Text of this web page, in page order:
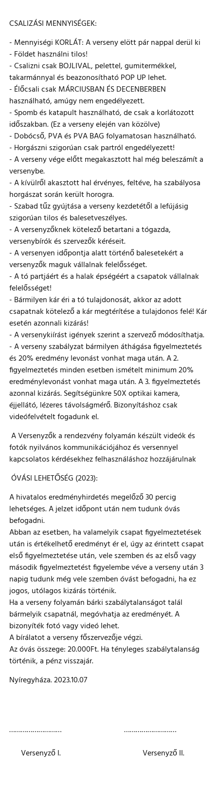
CSALIZÁSI MENNYISÉGEK:
- Mennyiségi KORLÁT: A verseny elött pár nappal derül ki
- Földet használni tilos!
- Csalizni csak BOJLIVAL, pelettel, gumitermékkel,
takarmánnyal és beazonosítható POP UP lehet.
- Élőcsali csak MÁRCIUSBAN ÉS DECENBERBEN
használható, amúgy nem engedélyezett.
- Spomb és katapult használható, de csak a korlátozott
időszakban. (Ez a verseny elején van közölve)
- Dobócső, PVA és PVA BAG folyamatosan használható.
- Horgászni szigorúan csak partról engedélyezett!
- A verseny vége előtt megakasztott hal még beleszámít a
versenybe.
- A kívülről akasztott hal érvényes, feltéve, ha szabályosa
horgászat során került horogra.
- Szabad tűz gyújtása a verseny kezdetétől a lefújásig
szigorúan tilos és balesetveszélyes.
- A versenyzőknek kötelező betartani a tógazda,
versenybírók és szervezők kéréseit.
- A versenyen időpontja alatt történő balesetekért a
versenyzők maguk vállalnak felelősséget.
- A tó partjáért és a halak épségéért a csapatok vállalnak
felelősséget!
- Bármilyen kár éri a tó tulajdonosát, akkor az adott
csapatnak kötelező a kár megtérítése a tulajdonos felé! Kár
esetén azonnali kizárás!
- A versenykiírást igények szerint a szervező módosíthatja.
- A verseny szabályzat bármilyen áthágása figyelmeztetés
és 20% eredmény levonást vonhat maga után. A 2.
figyelmeztetés minden esetben ismételt minimum 20%
eredménylevonást vonhat maga után. A 3. figyelmeztetés
azonnal kizárás. Segítségünkre 50X optikai kamera,
éjjellátó, lézeres távolságmérő. Bizonyításhoz csak
videófelvételt fogadunk el.
A Versenyzők a rendezvény folyamán készült videók és
fotók nyilvános kommunikációjához és versennyel
kapcsolatos kérdésekhez felhasználáshoz hozzájárulnak
ÓVÁSI LEHETŐSÉG (2023):
A hivatalos eredményhirdetés megelőző 30 percig
lehetséges. A jelzet időpont után nem tudunk óvás
befogadni.
Abban az esetben, ha valamelyik csapat figyelmeztetések
után is értékelhető eredményt ér el, úgy az érintett csapat
első figyelmeztetése után, vele szemben és az első vagy
második figyelmeztetést figyelembe véve a verseny után 3
napig tudunk még vele szemben óvást befogadni, ha ez
jogos, utólagos kizárás történik.
Ha a verseny folyamán bárki szabálytalanságot talál
bármelyik csapatnál, megóvhatja az eredményét. A
bizonyíték fotó vagy videó lehet.
A bírálatot a verseny főszervezője végzi.
Az óvás összege: 20.000Ft. Ha tényleges szabálytalanság
történik, a pénz visszajár.
Nyíregyháza. 2023.10.07
……………………… ………………………
Versenyző I. Versenyző II.